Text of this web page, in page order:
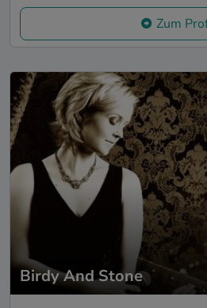
Zum
Birdy And Stone